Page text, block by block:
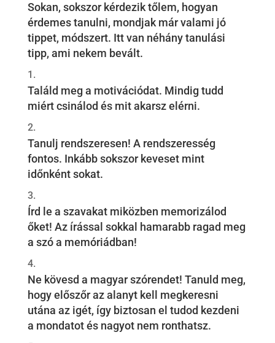
Sokan, sokszor kérdezik tőlem, hogyan
érdemes tanulni, mondjak már valami jó
tippet, módszert. Itt van néhány tanulási
tipp, ami nekem bevált.
Találd meg a motivációdat. Mindig tudd
miért csinálod és mit akarsz elérni.
Tanulj rendszeresen! A rendszeresség
fontos. Inkább sokszor keveset mint
időnként sokat.
Írd le a szavakat miközben memorizálod
őket! Az írással sokkal hamarabb ragad meg
a szó a memóriádban!
Ne kövesd a magyar szórendet! Tanuld meg,
hogy előszőr az alanyt kell megkeresni
utána az igét, így biztosan el tudod kezdeni
a mondatot és nagyot nem ronthatsz.